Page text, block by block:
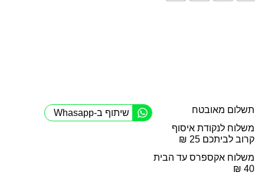
תשלום מאובטח
משלוח לנקודת איסוף
קרוב לביתכם 25 ₪
משלוח אקספרס עד הבית
40 ₪
שיתוף ב-Whasapp